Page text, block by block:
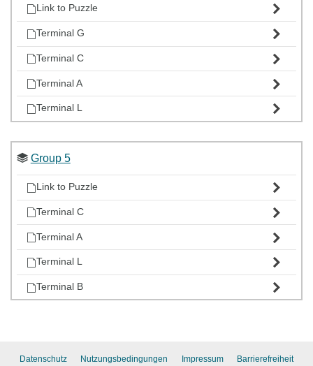
Link to Puzzle
Terminal G
Terminal C
Terminal A
Terminal L
Group 5
Link to Puzzle
Terminal C
Terminal A
Terminal L
Terminal B
Datenschutz Nutzungsbedingungen Impressum Barrierefreiheit